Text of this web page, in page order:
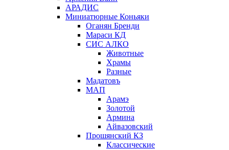
АРАДИС
Миниатюрные Коньяки
Оганян Бренди
Мараси КД
СИС АЛКО
Животные
Храмы
Разные
Мадатовъ
МАП
Арамэ
Золотой
Армина
Айвазовский
Прошянский КЗ
Классические